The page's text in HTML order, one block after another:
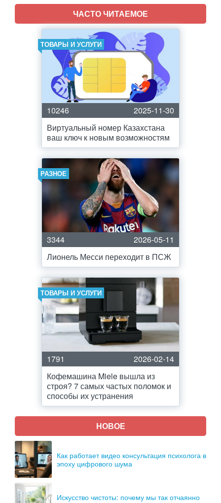
ЧАСТО ЧИТАЕМОЕ
ТОВАРЫ И УСЛУГИ
10246
2025-11-30
Виртуальный номер Казахстана
ваш ключ к новым возможностям
РАЗНОЕ
3344
2026-05-11
Лионель Месси переходит в ПСЖ
ТОВАРЫ И УСЛУГИ
1791
2026-02-14
Кофемашина Miele вышла из
строя? 7 самых частых поломок и
способы их устранения
НОВОЕ
Как работает видео консультация психолога в
эпоху цифрового шума
Искусство чистоты: почему мы так отчаянно